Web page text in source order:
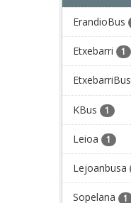
ErandioBus
Etxebarri 1
EtxebarriBus
KBus 1
Leioa 1
Lejoanbusa
Sopelana 1